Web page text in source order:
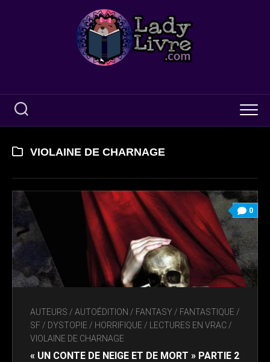
VIOLAINE DE CHARNAGE
0
AUTEURS / AUTOÉDITION / FANTASY / FANTASTIQUE /
SF / DYSTOPIE / HORRIFIQUE / LECTURES EN VRAC /
VIOLAINE DE CHARNAGE
« UN CONTE DE NEIGE ET DE MORT » PARTIE 2